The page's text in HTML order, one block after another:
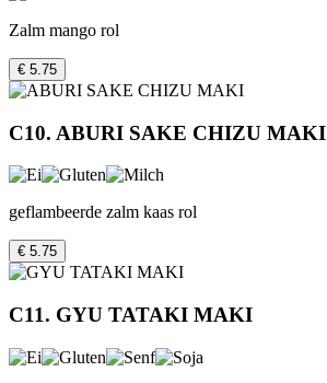
Zalm mango rol
€ 5.75
C10. ABURI SAKE CHIZU MAKI
geflambeerde zalm kaas rol
€ 5.75
C11. GYU TATAKI MAKI